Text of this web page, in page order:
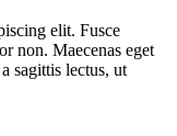
elit. Fusce
non. Maecenas eget
sagittis lectus, ut